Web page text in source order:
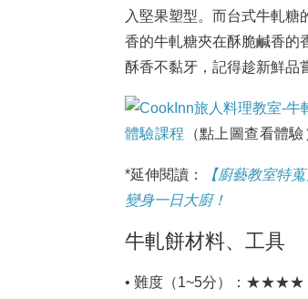
入堅果塑型。而台式牛軋糖
香的牛軋糖夾在酥脆鹹香的
酥香不黏牙，記得趁新鮮品
體驗課程 （點上圖查看體驗
*延伸閱讀：
【廚藝教室特
變身一日大廚！
牛軋餅材料、工具
• 難度（1~5分）：★★★★